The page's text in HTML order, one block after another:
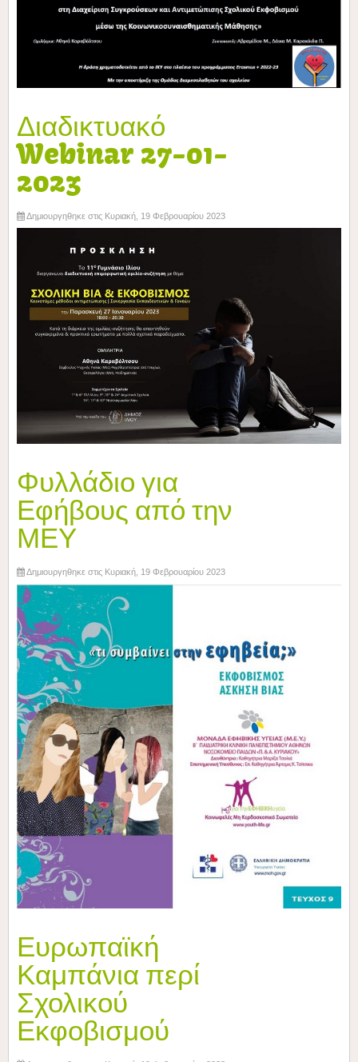
Διαδικτυακό
Webinar 27-01-
2023
Δημιουργηθηκε στις Κυριακή, 19 Φεβρουαρίου 2023
Φυλλάδιο για
Εφήβους από την
ΜΕΥ
Δημιουργηθηκε στις Κυριακή, 19 Φεβρουαρίου 2023
Ευρωπαϊκή
Καμπάνια περί
Σχολικού
Εκφοβισμού